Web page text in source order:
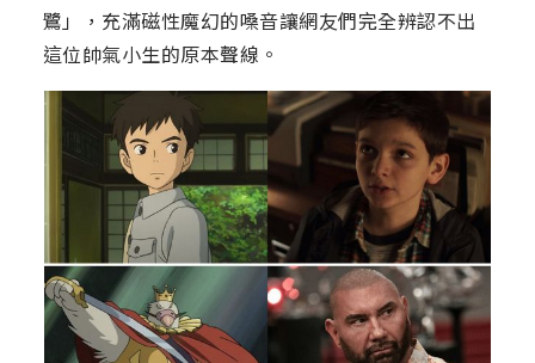
鷺」，充滿磁性魔幻的嗓音讓網友們完全辨認不出
這位帥氣小生的原本聲線。